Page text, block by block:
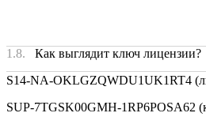
1.8.
Как выглядит ключ лицензии?
S14-NA-OKLGZQWDU1UK1RT4
SUP-7TGSK00GMH-1RP6POSA62